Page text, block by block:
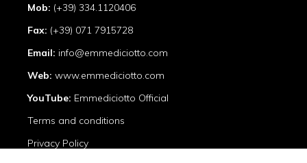
Mob: (+39) 334.1120406
Fax: (+39) 071 7915728
Email: info@emmediciotto.com
Web: www.emmediciotto.com
YouTube: Emmediciotto Official
Terms and conditions
Privacy Policy